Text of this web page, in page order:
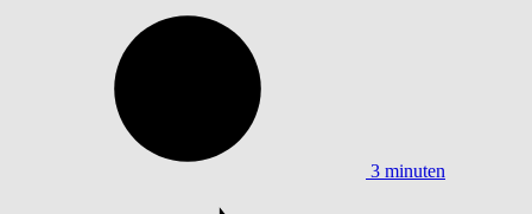
3 minuten